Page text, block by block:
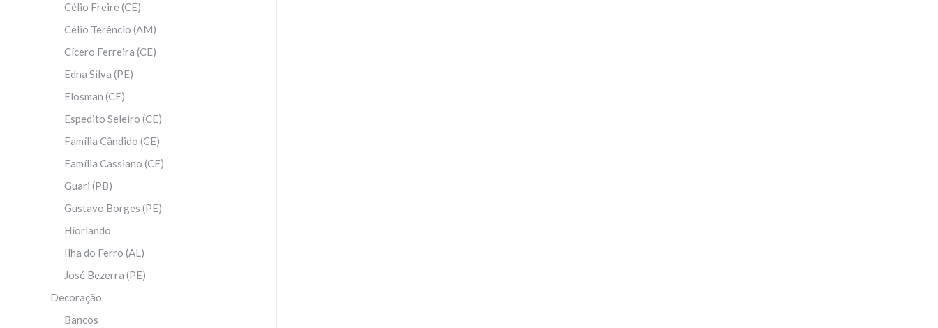
Célio Freire (CE)
Célio Terêncio (AM)
Cícero Ferreira (CE)
Edna Silva (PE)
Elosman (CE)
Espedito Seleiro (CE)
Família Cândido (CE)
Família Cassiano (CE)
Guari (PB)
Gustavo Borges (PE)
Hiorlando
Ilha do Ferro (AL)
José Bezerra (PE)
Decoração
Bancos